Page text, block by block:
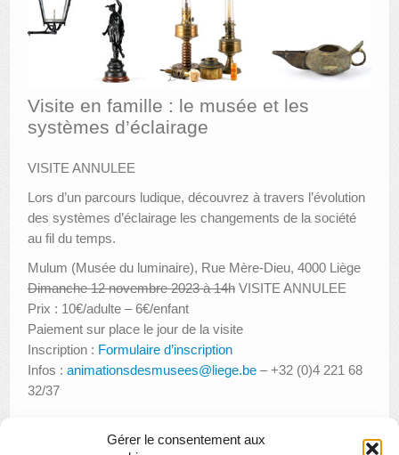
Gérer le consentement aux
MUSÉE DU LUMINAIRE
FONDS PATRIMONIAUX
ANIMATIONS DES MUSÉES
PUBLICATIONS
LES APPELS À PROJETS
LE PORTAIL DES COLLECTIONS
Visite en famille : le musée et les
systèmes d’éclairage
VISITE ANNULEE
Lors d’un parcours ludique, découvrez à travers l’évolution
des systèmes d’éclairage les changements de la société
au fil du temps.
Mulum (Musée du luminaire), Rue Mère-Dieu, 4000 Liège
Dimanche 12 novembre 2023 à 14h VISITE ANNULEE
Prix : 10€/adulte – 6€/enfant
Paiement sur place le jour de la visite
Inscription : Formulaire d’inscription
Infos : animationsdesmusees@liege.be – +32 (0)4 221 68
32/37